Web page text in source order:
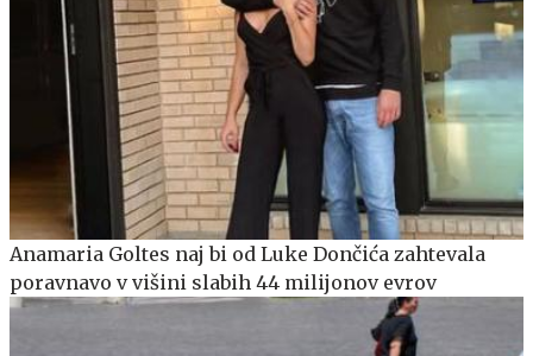
Anamaria Goltes naj bi od Luke Dončića zahtevala
poravnavo v višini slabih 44 milijonov evrov